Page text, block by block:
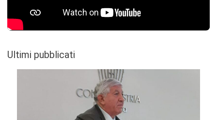
Ultimi pubblicati